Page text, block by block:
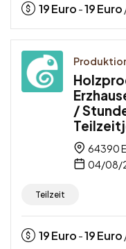
19Euro -19Euro
/
64390
04/08/
Teilzeit
19Euro -19Euro